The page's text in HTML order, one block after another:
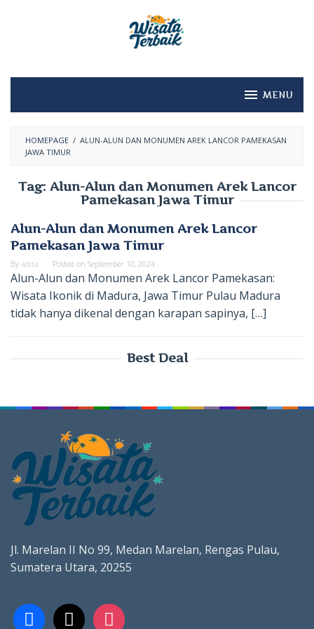
MENU
HOMEPAGE / ALUN-ALUN DAN MONUMEN AREK LANCOR PAMEKASAN
JAWA TIMUR
Tag: Alun-Alun dan Monumen Arek Lancor
Pamekasan Jawa Timur
Alun-Alun dan Monumen Arek Lancor
Pamekasan Jawa Timur
By adita Posted on September 10, 2024
Alun-Alun dan Monumen Arek Lancor Pamekasan:
Wisata Ikonik di Madura, Jawa Timur Pulau Madura
tidak hanya dikenal dengan karapan sapinya, […]
Best Deal
Jl. Marelan II No 99, Medan Marelan, Rengas Pulau,
Sumatera Utara, 20255
facebook
x instagram